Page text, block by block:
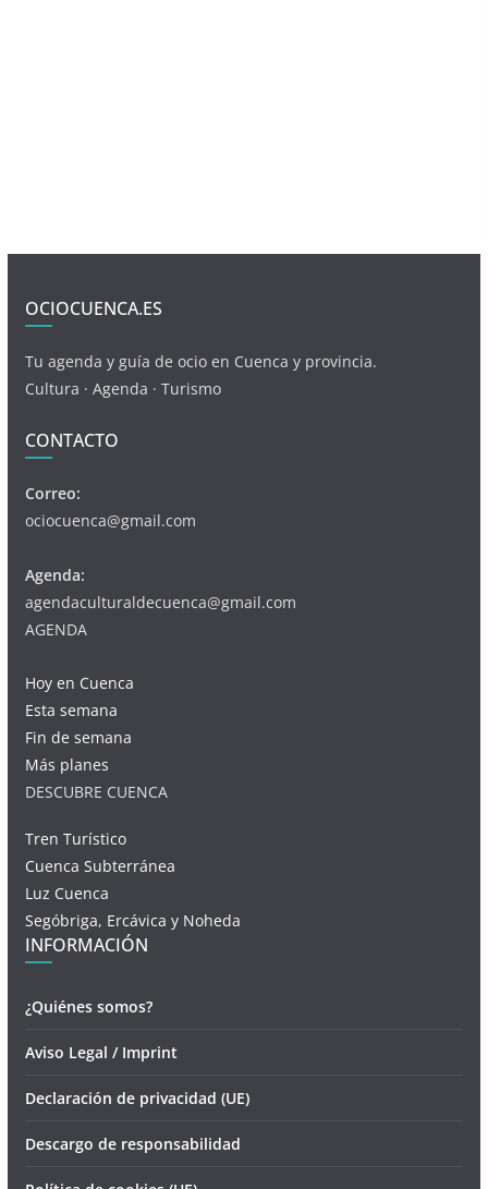
OCIOCUENCA.ES
Tu agenda y guía de ocio en Cuenca y provincia.
Cultura · Agenda · Turismo
CONTACTO
Correo:
ociocuenca@gmail.com
Agenda:
agendaculturaldecuenca@gmail.com
AGENDA
Hoy en Cuenca
Esta semana
Fin de semana
Más planes
DESCUBRE CUENCA
Tren Turístico
Cuenca Subterránea
Luz Cuenca
Segóbriga, Ercávica y Noheda
INFORMACIÓN
¿Quiénes somos?
Aviso Legal / Imprint
Declaración de privacidad (UE)
Descargo de responsabilidad